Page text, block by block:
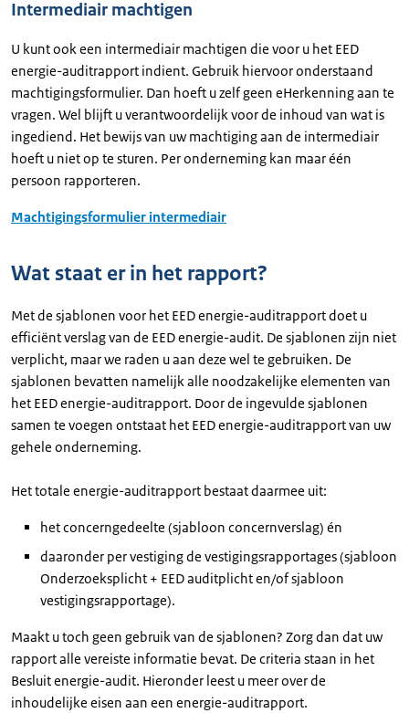
Intermediair machtigen
U kunt ook een intermediair machtigen die voor u het EED
energie-auditrapport indient. Gebruik hiervoor onderstaand
machtigingsformulier. Dan hoeft u zelf geen eHerkenning aan te
vragen. Wel blijft u verantwoordelijk voor de inhoud van wat is
ingediend. Het bewijs van uw machtiging aan de intermediair
hoeft u niet op te sturen. Per onderneming kan maar één
persoon rapporteren.
Machtigingsformulier intermediair
Wat staat er in het rapport?
Met de sjablonen voor het EED energie-auditrapport doet u
efficiënt verslag van de EED energie-audit. De sjablonen zijn niet
verplicht, maar we raden u aan deze wel te gebruiken. De
sjablonen bevatten namelijk alle noodzakelijke elementen van
het EED energie-auditrapport. Door de ingevulde sjablonen
samen te voegen ontstaat het EED energie-auditrapport van uw
gehele onderneming.
Het totale energie-auditrapport bestaat daarmee uit:
het concerngedeelte (sjabloon concernverslag) én
daaronder per vestiging de vestigingsrapportages (sjabloon
Onderzoeksplicht + EED auditplicht en/of sjabloon
vestigingsrapportage).
Maakt u toch geen gebruik van de sjablonen? Zorg dan dat uw
rapport alle vereiste informatie bevat. De criteria staan in het
Besluit energie-audit. Hieronder leest u meer over de
inhoudelijke eisen aan een energie-auditrapport.